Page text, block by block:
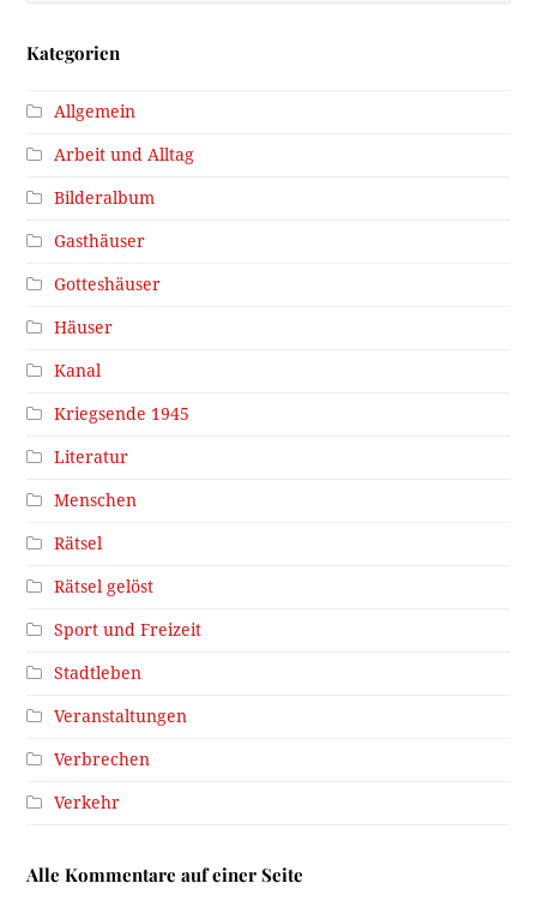
Kategorien
Allgemein
Arbeit und Alltag
Bilderalbum
Gasthäuser
Gotteshäuser
Häuser
Kanal
Kriegsende 1945
Literatur
Menschen
Rätsel
Rätsel gelöst
Sport und Freizeit
Stadtleben
Veranstaltungen
Verbrechen
Verkehr
Alle Kommentare auf einer Seite